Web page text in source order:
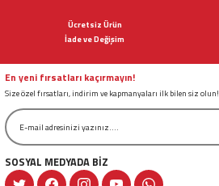
Ürün bilgilerinde hatalar bulunuyor.
Bu ürüne benzer farklı alternatifler olmalı.
Ücretsiz Ürün
İade ve Değişim
En yeni fırsatları kaçırmayın!
Size özel fırsatları, indirim ve kapmanyaları ilk bilen siz olun!
SOSYAL MEDYADA BİZ